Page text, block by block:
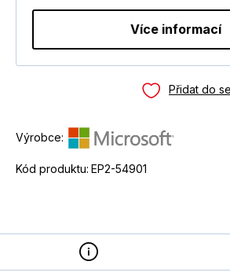
Více informací
Přidat do
Výrobce:
Kód produktu: EP2-54901